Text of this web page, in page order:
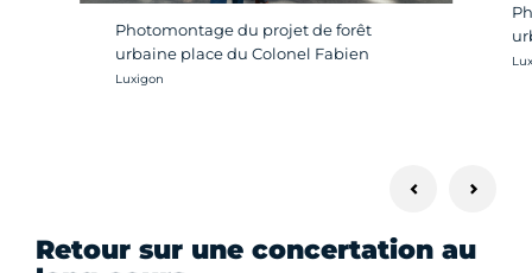
Photomontage du projet de forêt
urbaine place du Colonel Fabien
Crédit photo :
Luxigon
Retour sur une concertation au